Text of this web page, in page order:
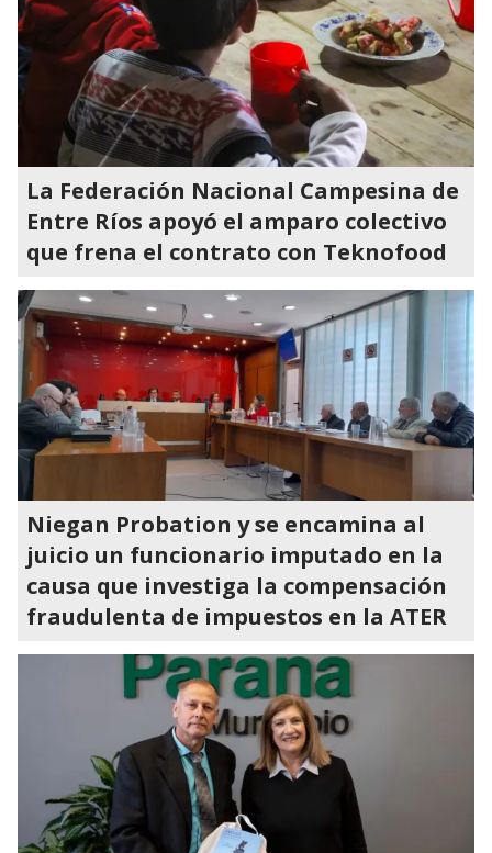
La Federación Nacional Campesina de
Entre Ríos apoyó el amparo colectivo
que frena el contrato con Teknofood
Niegan Probation y se encamina al
juicio un funcionario imputado en la
causa que investiga la compensación
fraudulenta de impuestos en la ATER